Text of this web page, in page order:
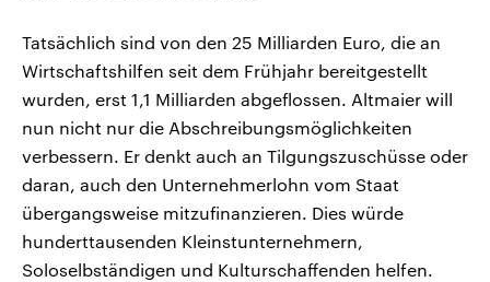
Tatsächlich sind von den 25 Milliarden Euro, die an
Wirtschaftshilfen seit dem Frühjahr bereitgestellt
wurden, erst 1,1 Milliarden abgeflossen. Altmaier will
nun nicht nur die Abschreibungsmöglichkeiten
verbessern. Er denkt auch an Tilgungszuschüsse oder
daran, auch den Unternehmerlohn vom Staat
übergangsweise mitzufinanzieren. Dies würde
hunderttausenden Kleinstunternehmern,
Soloselbständigen und Kulturschaffenden helfen.